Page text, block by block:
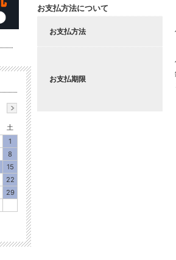
お支払方法について
お支払方法
お支払期限
土
1
8
15
22
29